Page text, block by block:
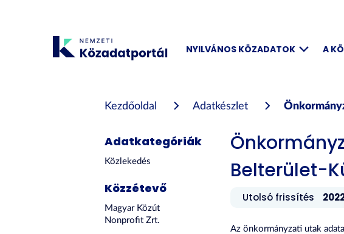
NYILVÁNOS KÖZADATOK A
Kezdőoldal Adatkészlet
Adatkategóriák
Közlekedés
Közzétevő
Magyar Közút
Nonprofit Zrt.
Belterület-
Utolsó frissítés
Az önkormányzati utak